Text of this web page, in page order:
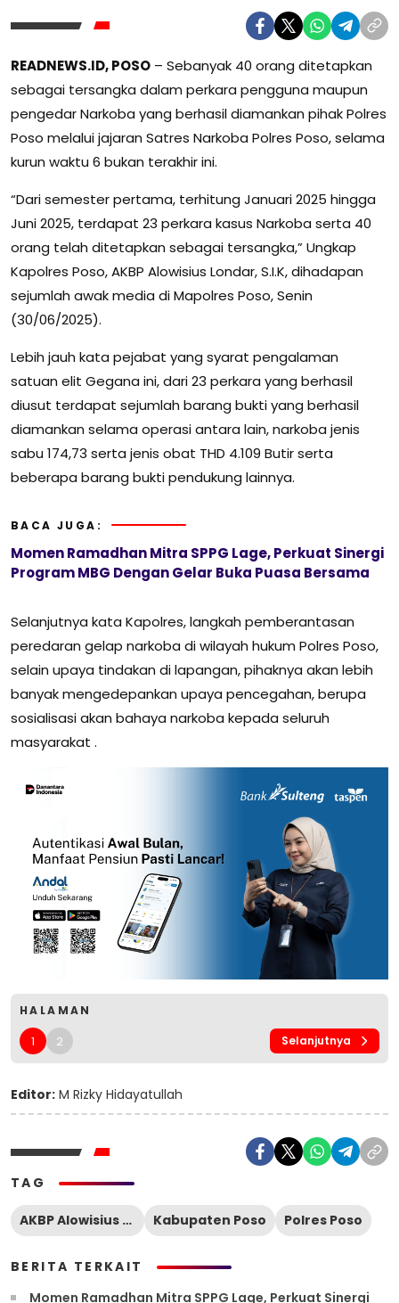
READNEWS.ID, POSO – Sebanyak 40 orang ditetapkan
sebagai tersangka dalam perkara pengguna maupun
pengedar Narkoba yang berhasil diamankan pihak Polres
Poso melalui jajaran Satres Narkoba Polres Poso, selama
kurun waktu 6 bukan terakhir ini.
“Dari semester pertama, terhitung Januari 2025 hingga
Juni 2025, terdapat 23 perkara kasus Narkoba serta 40
orang telah ditetapkan sebagai tersangka,” Ungkap
Kapolres Poso, AKBP Alowisius Londar, S.I.K, dihadapan
sejumlah awak media di Mapolres Poso, Senin
(30/06/2025).
Lebih jauh kata pejabat yang syarat pengalaman
satuan elit Gegana ini, dari 23 perkara yang berhasil
diusut terdapat sejumlah barang bukti yang berhasil
diamankan selama operasi antara lain, narkoba jenis
sabu 174,73 serta jenis obat THD 4.109 Butir serta
beberapa barang bukti pendukung lainnya.
BACA JUGA:
Momen Ramadhan Mitra SPPG Lage, Perkuat Sinergi
Program MBG Dengan Gelar Buka Puasa Bersama
Selanjutnya kata Kapolres, langkah pemberantasan
peredaran gelap narkoba di wilayah hukum Polres Poso,
selain upaya tindakan di lapangan, pihaknya akan lebih
banyak mengedepankan upaya pencegahan, berupa
sosialisasi akan bahaya narkoba kepada seluruh
masyarakat .
HALAMAN
1 2 Selanjutnya
Editor: M Rizky Hidayatullah
TAG
AKBP Alowisius Londar Kabupaten Poso Polres Poso
BERITA TERKAIT
Momen Ramadhan Mitra SPPG Lage, Perkuat Sinergi